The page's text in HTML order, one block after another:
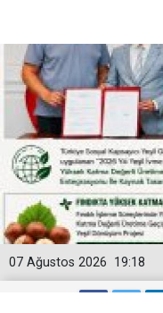
19:18
07 Ağustos 2026